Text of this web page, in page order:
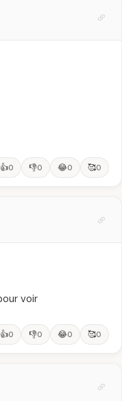
👍0 👎0 😂0 🥰0
voir
👍0 👎0 😂0 🥰0